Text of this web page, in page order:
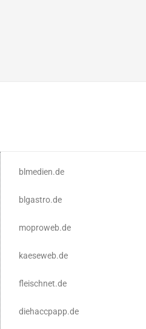
blmedien.de
blgastro.de
moproweb.de
kaeseweb.de
fleischnet.de
diehaccpapp.de